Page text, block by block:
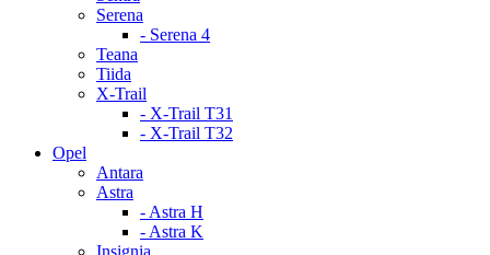
Serena
- Serena 4
Teana
Tiida
X-Trail
- X-Trail T31
- X-Trail T32
Opel
Antara
Astra
- Astra H
- Astra K
Insignia